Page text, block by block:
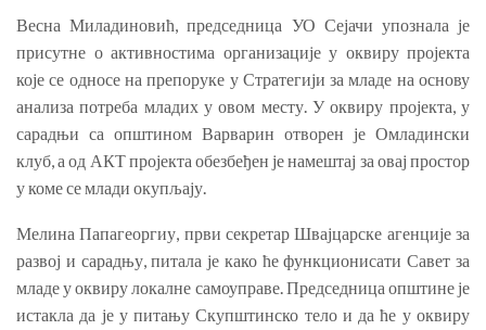
Весна Миладиновић, председница УО Сејачи упознала је
присутне о активностима организације у оквиру пројекта
које се односе на препоруке у Стратегији за младе на основу
анализа потреба младих у овом месту. У оквиру пројекта, у
сарадњи са општином Варварин отворен је Омладински
клуб, а од АКТ пројекта обезбеђен је намештај за овај простор
у коме се млади окупљају.
Мелина Папагеоргиу, први секретар Швајцарске агенције за
развој и сарадњу, питала је како ће функционисати Савет за
младе у оквиру локалне самоуправе. Председница општине је
истакла да је у питању Скупштинско тело и да ће у оквиру